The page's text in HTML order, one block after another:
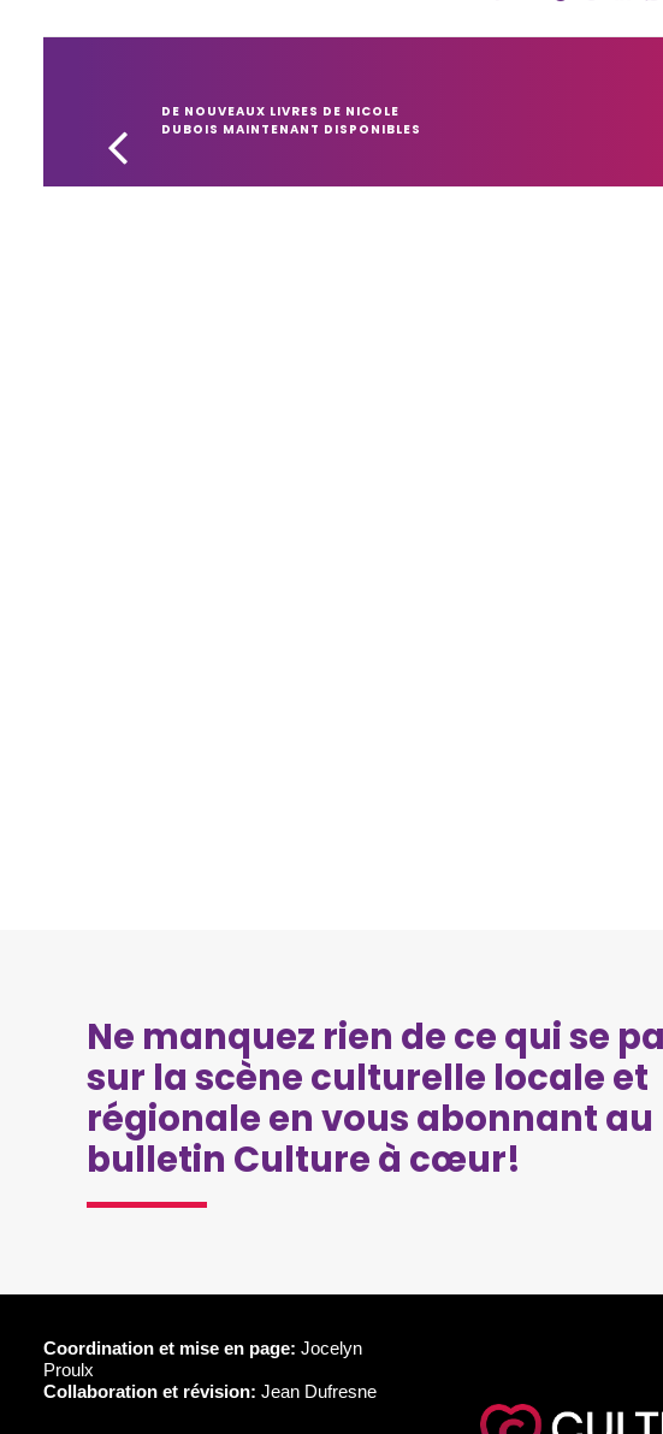
DE NOUVEAUX LIVRES DE NICOLE
DUBOIS MAINTENANT DISPONIBLES
Ne manquez rien de ce qui se
sur la scène culturelle locale et
régionale en vous abonnant au
bulletin Culture à cœur!
Coordination et mise en page: Jocelyn
Proulx
Collaboration et révision: Jean Dufresne